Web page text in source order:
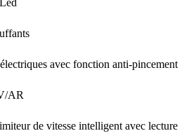
avec fonction anti-pincement
AR
de vitesse intelligent avec lecture